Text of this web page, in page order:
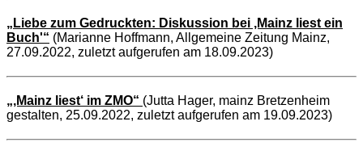
„Liebe zum Gedruckten: Diskussion bei ‚Mainz liest ein
Buch'“ (Marianne Hoffmann, Allgemeine Zeitung Mainz,
27.09.2022, zuletzt aufgerufen am 18.09.2023)
„‚Mainz liest‘ im ZMO“ (Jutta Hager, mainz Bretzenheim
gestalten, 25.09.2022, zuletzt aufgerufen am 19.09.2023)